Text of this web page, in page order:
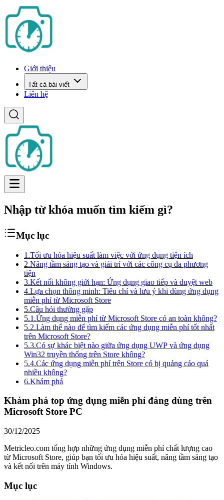
Giới thiệu
Tất cả bài viết
Liên hệ
Nhập từ khóa muốn tìm kiếm gì?
Mục lục
1.Tối ưu hóa hiệu suất làm việc với ứng dụng tiện ích
2.Nâng tầm sáng tạo và giải trí với các công cụ đa phương
tiện
3.Kết nối không giới hạn: Ứng dụng giao tiếp và duyệt web
4.Lựa chọn thông minh: Tiêu chí và lưu ý khi dùng ứng dụng
miễn phí từ Microsoft Store
5.Câu hỏi thường gặp
5.1.Ứng dụng miễn phí từ Microsoft Store có an toàn không?
5.2.Làm thế nào để tìm kiếm các ứng dụng miễn phí tốt nhất
trên Microsoft Store?
5.3.Có sự khác biệt nào giữa ứng dụng UWP và ứng dụng
Win32 truyền thống trên Store không?
5.4.Các ứng dụng miễn phí trên Store có bị quảng cáo quá
nhiều không?
6.Khám phá
Khám phá top ứng dụng miễn phí đáng dùng trên
Microsoft Store PC
30/12/2025
Metricleo.com tổng hợp những ứng dụng miễn phí chất lượng cao
từ Microsoft Store, giúp bạn tối ưu hóa hiệu suất, nâng tầm sáng tạo
và kết nối trên máy tính Windows.
Mục lục